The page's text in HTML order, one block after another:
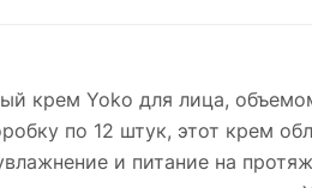
крем Yoko для лица,
по 12 штук, этот крем
и питание на